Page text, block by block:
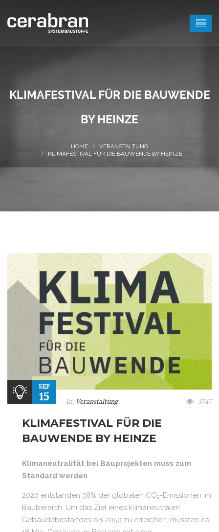
KLIMAFESTIVAL FÜR DIE BAUWENDE
BY HEINZE
VERANSTALTUNG
KLIMAFESTIVAL FÜR DIE BAUWENDE BY HEINZE
SEP
15 In: Veranstaltung 3747
KLIMAFESTIVAL FÜR DIE
BAUWENDE BY HEINZE
Klimaneutralität bei Bauprojekten muss zum
Standard werden
2020 entstanden 38% der globalen CO2-Emissionen im
Baubereich. Um das Ziel eines klimaneutralen
Gebäudebestandes bis 2050 zu erreichen, müssten ca.